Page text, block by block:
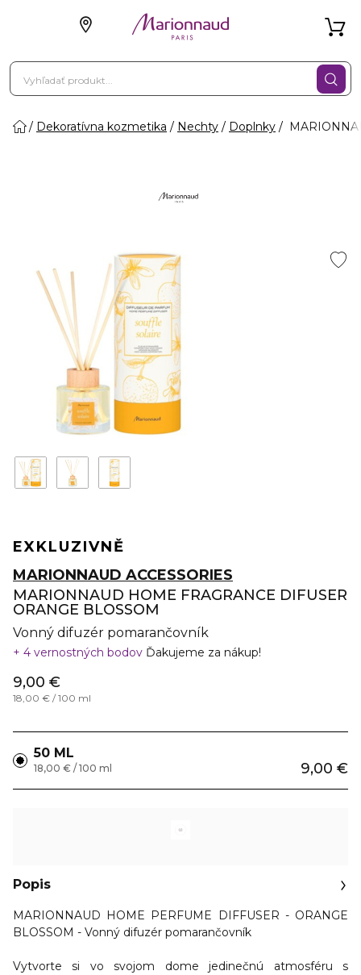
Dekoratívna kozmetika Nechty Doplnky
EXKLUZIVNĚ
MARIONNAUD ACCESSORIES
MARIONNAUD HOME FRAGRANCE DIFUSER
ORANGE BLOSSOM
Vonný difuzér pomarančovník
4 vernostných bodov Ďakujeme za nákup!
9,00 €
18,00 € / 100 ml
50 ML
9,00 €
18,00 € / 100 ml
Popis
MARIONNAUD HOME PERFUME DIFFUSER - ORANGE
BLOSSOM - Vonný difuzér pomarančovník
Vytvorte si vo svojom dome jedinečnú atmosféru s